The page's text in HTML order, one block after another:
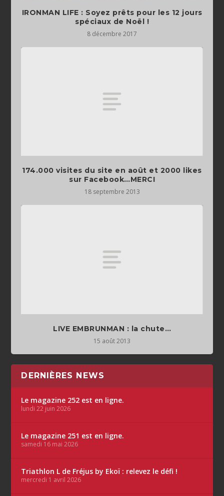
IRONMAN LIFE : Soyez prêts pour les 12 jours
spéciaux de Noël !
8 décembre 2017
174.000 visites du site en août et 2000 likes
sur Facebook…MERCI
18 septembre 2013
LIVE EMBRUNMAN : la chute…
15 août 2013
DERNIÈRES NEWS
Le magazine 252 est en ligne.
lundi 22 juin 2026
Le magazine 251 est en ligne.
samedi 16 mai 2026
Triathlon L de Fréjus by Ekoï : relevez le défi !
mercredi 1 avril 2026